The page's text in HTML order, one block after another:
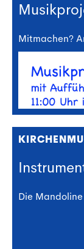
Mitmachen?
Die Mandoline